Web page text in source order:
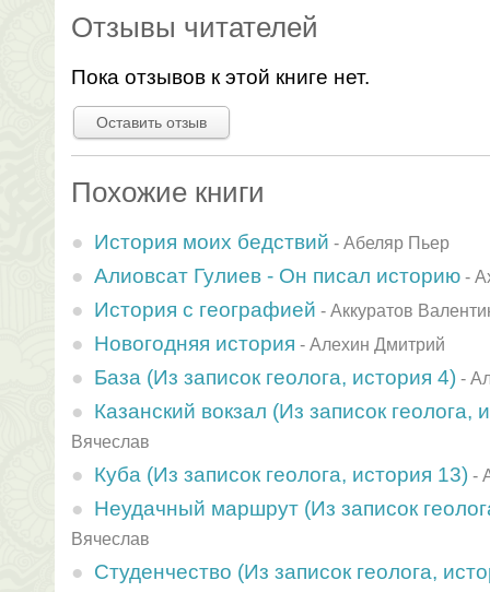
Отзывы читателей
Пока отзывов к этой книге нет.
Оставить отзыв
Похожие книги
История моих бедствий - Абеляр Пьер
Алиовсат Гулиев - Он писал историю -
История с географией - Аккуратов
Новогодняя история - Алехин Дмитрий
База (Из записок геолога, история 4) -
Казанский вокзал (Из записок геолога,
Вячеслав
Куба (Из записок геолога, история 13) -
Неудачный маршрут (Из записок
Вячеслав
Студенчество (Из записок геолога,